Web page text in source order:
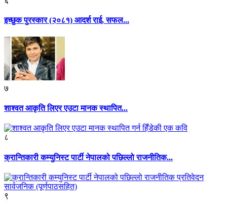
इच्छुक पुरस्कार (२०८१) आदर्श राई, सफल...
७
शाश्वत आकृति लिएर एउटा मानक स्थापित...
८
क्रान्तिकारी कम्युनिस्ट पार्टी नेपालको पछिल्लो राजनीतिक...
९